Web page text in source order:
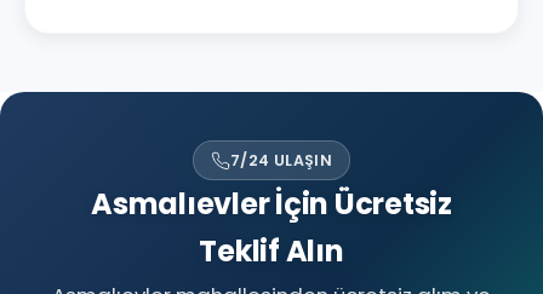
7/24 ULAŞIN
Asmalıevler İçin Ücretsiz
Teklif Alın